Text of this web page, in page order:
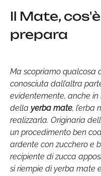
Il Mate,
prepara
Ma scopriamo qualcosa
conosciuta dall’altra
evidentemente, anche
della yerba mate, l’erba
realizzarla. Originaria
un procedimento ben
ardente con zucchero e
recipiente di zucca
si riempie di yerba mate